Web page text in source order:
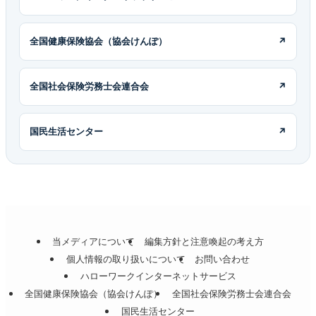
全国健康保険協会（協会けんぽ） ↗
全国社会保険労務士会連合会 ↗
国民生活センター ↗
当メディアについて
編集方針と注意喚起の考え方
個人情報の取り扱いについて
お問い合わせ
ハローワークインターネットサービス
全国健康保険協会（協会けんぽ）
全国社会保険労務士会連合会
国民生活センター